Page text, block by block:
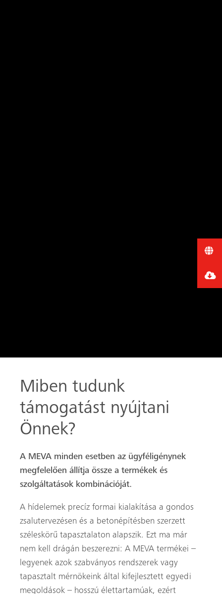
Miben tudunk
támogatást nyújtani
Önnek?
A MEVA minden esetben az ügyféligénynek
megfelelően állítja össze a termékek és
szolgáltatások kombinációját.
A hídelemek precíz formai kialakítása a gondos
zsalutervezésen és a betonépítésben szerzett
széleskörű tapasztalaton alapszik. Ezt ma már
nem kell drágán beszerezni: A MEVA termékei –
legyenek azok szabványos rendszerek vagy
tapasztalt mérnökeink által kifejlesztett egyedi
megoldások – hosszú élettartamúak, ezért